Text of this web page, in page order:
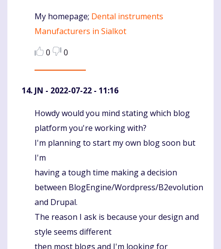
My homepage; Dental instruments
Manufacturers in Sialkot
0
0
JN - 2022-07-22 - 11:16
Komentaras
Howdy would you mind stating which blog
platform you're working with?
I'm planning to start my own blog soon but
I'm
having a tough time making a decision
between BlogEngine/Wordpress/B2evolution
and Drupal.
The reason I ask is because your design and
style seems different
then most blogs and I'm looking for